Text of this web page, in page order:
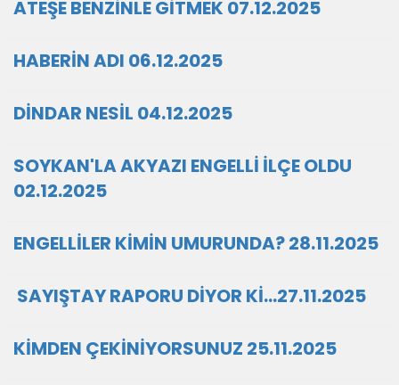
ATEŞE BENZİNLE GİTMEK 07.12.2025
HABERİN ADI 06.12.2025
DİNDAR NESİL 04.12.2025
SOYKAN'LA AKYAZI ENGELLİ İLÇE OLDU
02.12.2025
ENGELLİLER KİMİN UMURUNDA? 28.11.2025
SAYIŞTAY RAPORU DİYOR Kİ…27.11.2025
KİMDEN ÇEKİNİYORSUNUZ 25.11.2025